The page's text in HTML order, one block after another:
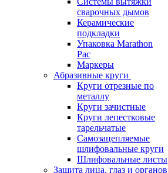
сварочных дымов
Керамические
подкладки
Упаковка Marathon
Pac
Маркеры
Абразивные круги
Круги отрезные по
металлу
Круги зачистные
Круги лепестковые
тарельчатые
Самозацепляемые
шлифовальные круги
Шлифовальные листы
Защита лица, глаз и органов